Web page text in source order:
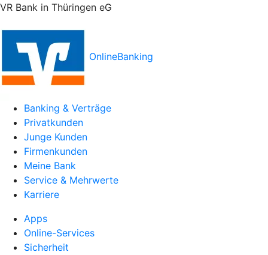
VR Bank in Thüringen eG
OnlineBanking
Banking & Verträge
Privatkunden
Junge Kunden
Firmenkunden
Meine Bank
Service & Mehrwerte
Karriere
Apps
Online-Services
Sicherheit